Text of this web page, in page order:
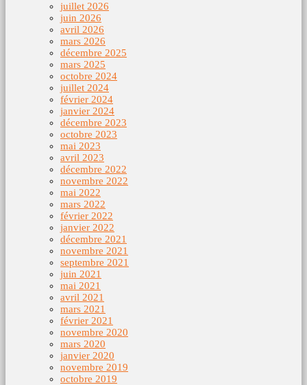
juillet 2026
juin 2026
avril 2026
mars 2026
décembre 2025
mars 2025
octobre 2024
juillet 2024
février 2024
janvier 2024
décembre 2023
octobre 2023
mai 2023
avril 2023
décembre 2022
novembre 2022
mai 2022
mars 2022
février 2022
janvier 2022
décembre 2021
novembre 2021
septembre 2021
juin 2021
mai 2021
avril 2021
mars 2021
février 2021
novembre 2020
mars 2020
janvier 2020
novembre 2019
octobre 2019